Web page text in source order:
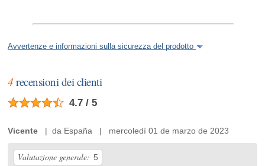
Avvertenze e informazioni sulla sicurezza del prodotto
4 recensioni dei clienti
4.7 / 5
Vicente | da España | mercoledì 01 de marzo de 2023
Valutazione generale: 5